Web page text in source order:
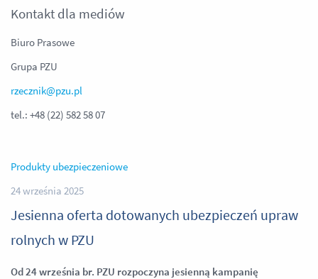
Kontakt dla mediów
Biuro Prasowe
Grupa PZU
rzecznik@pzu.pl
tel.: +48 (22) 582 58 07
Produkty ubezpieczeniowe
24 września 2025
Jesienna oferta dotowanych ubezpieczeń upraw
rolnych w PZU
Od 24 września br. PZU rozpoczyna jesienną kampanię